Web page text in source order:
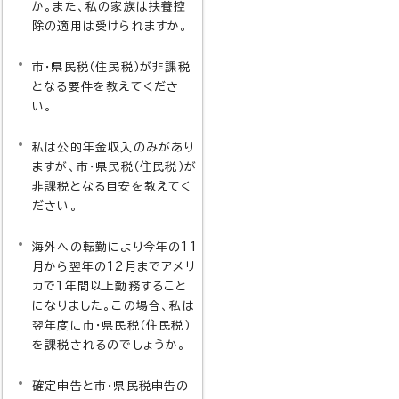
か。また、私の家族は扶養控
除の適用は受けられますか。
市・県民税（住民税）が非課税
となる要件を教えてくださ
い。
私は公的年金収入のみがあり
ますが、市・県民税（住民税）が
非課税となる目安を教えてく
ださい。
海外への転勤により今年の11
月から翌年の12月までアメリ
カで1年間以上勤務すること
になりました。この場合、私は
翌年度に市・県民税（住民税）
を課税されるのでしょうか。
確定申告と市・県民税申告の